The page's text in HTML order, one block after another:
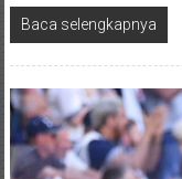
Baca selengkapnya